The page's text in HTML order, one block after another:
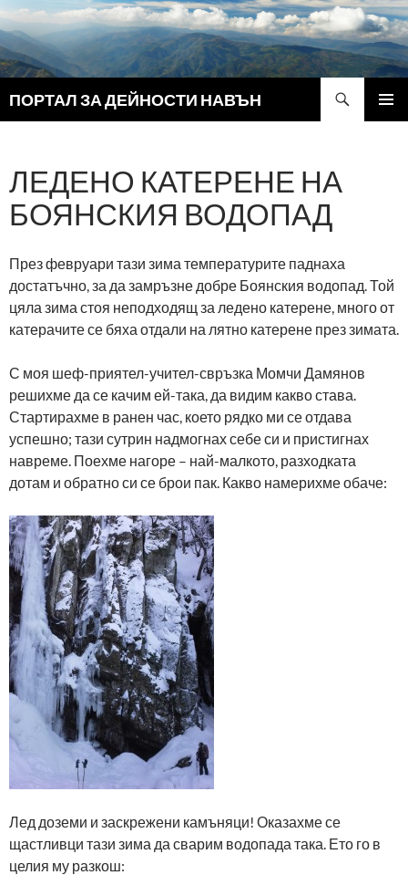
ПОРТАЛ ЗА ДЕЙНОСТИ НАВЪН
ЛЕДЕНО КАТЕРЕНЕ НА
БОЯНСКИЯ ВОДОПАД
През февруари тази зима температурите паднаха
достатъчно, за да замръзне добре Боянския водопад. Той
цяла зима стоя неподходящ за ледено катерене, много от
катерачите се бяха отдали на лятно катерене през зимата.
С моя шеф-приятел-учител-свръзка Момчи Дамянов
решихме да се качим ей-така, да видим какво става.
Стартирахме в ранен час, което рядко ми се отдава
успешно; тази сутрин надмогнах себе си и пристигнах
навреме. Поехме нагоре – най-малкото, разходката
дотам и обратно си се брои пак. Какво намерихме обаче:
Лед доземи и заскрежени камъняци! Оказахме се
щастливци тази зима да сварим водопада така. Ето го в
целия му разкош: